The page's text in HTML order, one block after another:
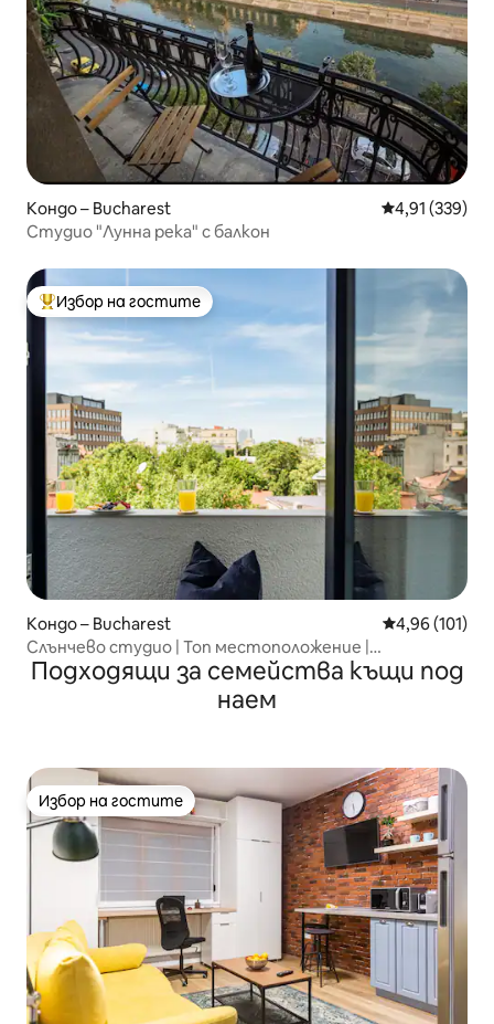
Кондо – Bucharest Средна
4,91 (339)
Студио "Лунна река" с балкон
Най-популярен избор на гостите
Избор на гостите
Кондо – Bucharest Средна
4,96 (101)
Слънчево студио | Топ местоположение |
Очарователен балкон
Подходящи за семейства къщи под
наем
Избор на гостите
Избор на гостите